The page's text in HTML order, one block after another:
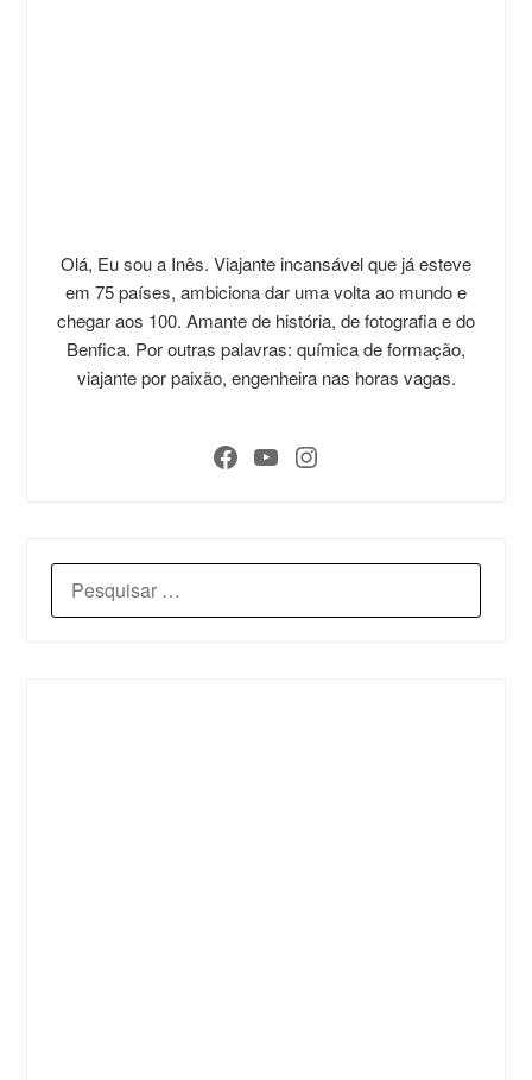
Olá, Eu sou a Inês. Viajante incansável que já esteve
em 75 países, ambiciona dar uma volta ao mundo e
chegar aos 100. Amante de história, de fotografia e do
Benfica. Por outras palavras: química de formação,
viajante por paixão, engenheira nas horas vagas.